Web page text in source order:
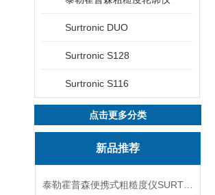
Surtronic DUO
Surtronic S128
Surtronic S116
点击更多分类
新品推荐